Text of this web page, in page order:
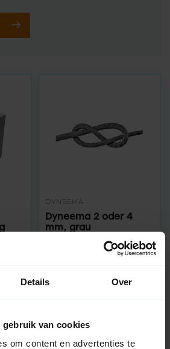
Details Over
gebruik van cookies
om content en advertenties te
DYNEEMA
Dyneema 2 oder 4
mm, grau
Nicht auf Lager